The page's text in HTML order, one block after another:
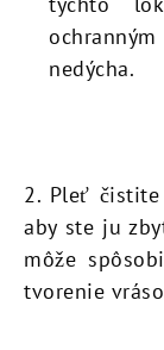
nedýcha.
2. Pleť čistite
aby ste ju
môže
tvorenie